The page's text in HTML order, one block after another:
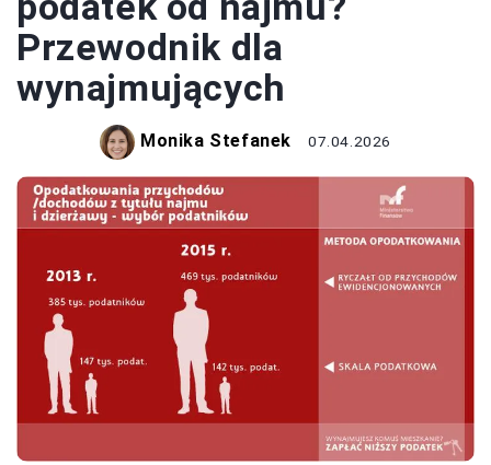
Przewodnik dla
wynajmujących
Monika Stefanek 07.04.2026